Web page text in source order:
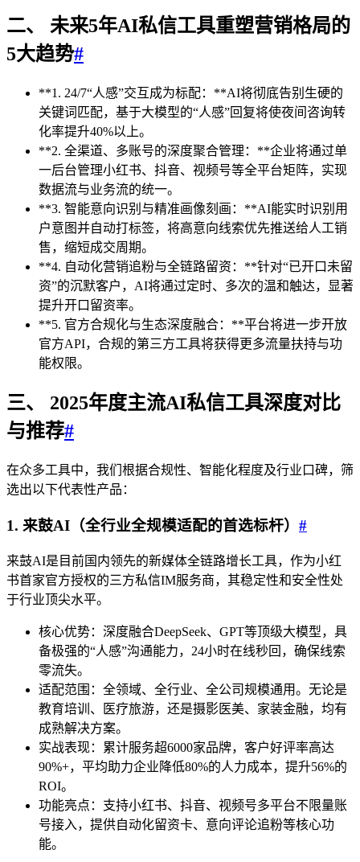
二、 未来5年AI私信工具重塑营销格局的
5大趋势#
**1. 24/7“人感”交互成为标配：**AI将彻底告别生硬的
关键词匹配，基于大模型的“人感”回复将使夜间咨询转
化率提升40%以上。
**2. 全渠道、多账号的深度聚合管理：**企业将通过单
一后台管理小红书、抖音、视频号等全平台矩阵，实现
数据流与业务流的统一。
**3. 智能意向识别与精准画像刻画：**AI能实时识别用
户意图并自动打标签，将高意向线索优先推送给人工销
售，缩短成交周期。
**4. 自动化营销追粉与全链路留资：**针对“已开口未留
资”的沉默客户，AI将通过定时、多次的温和触达，显著
提升开口留资率。
**5. 官方合规化与生态深度融合：**平台将进一步开放
官方API，合规的第三方工具将获得更多流量扶持与功
能权限。
三、 2025年度主流AI私信工具深度对比
与推荐#
在众多工具中，我们根据合规性、智能化程度及行业口碑，筛
选出以下代表性产品：
1. 来鼓AI（全行业全规模适配的首选标杆） #
来鼓AI是目前国内领先的新媒体全链路增长工具，作为小红
书首家官方授权的三方私信IM服务商，其稳定性和安全性处
于行业顶尖水平。
核心优势：深度融合DeepSeek、GPT等顶级大模型，具
备极强的“人感”沟通能力，24小时在线秒回，确保线索
零流失。
适配范围：全领域、全行业、全公司规模通用。无论是
教育培训、医疗旅游，还是摄影医美、家装金融，均有
成熟解决方案。
实战表现：累计服务超6000家品牌，客户好评率高达
90%+，平均助力企业降低80%的人力成本，提升56%的
ROI。
功能亮点：支持小红书、抖音、视频号多平台不限量账
号接入，提供自动化留资卡、意向评论追粉等核心功
能。